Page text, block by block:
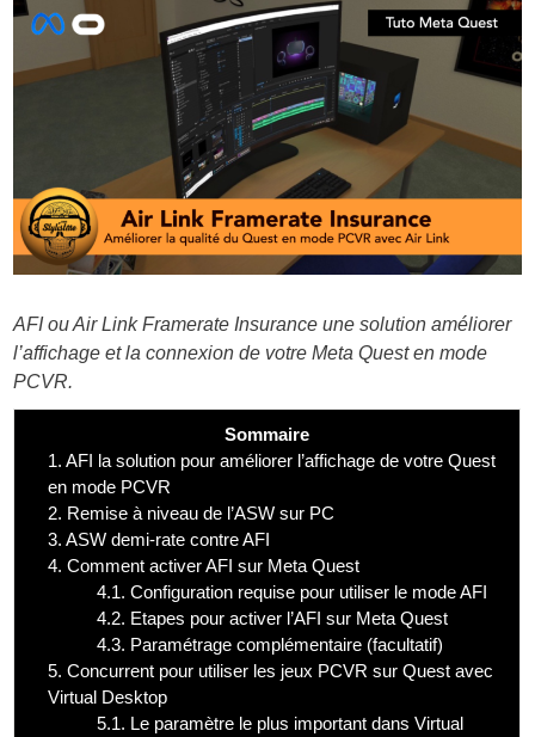
AFI ou Air Link Framerate Insurance une solution améliorer
l’affichage et la connexion de votre Meta Quest en mode
PCVR.
Sommaire
1. AFI la solution pour améliorer l’affichage de votre Quest
en mode PCVR
2. Remise à niveau de l’ASW sur PC
3. ASW demi-rate contre AFI
4. Comment activer AFI sur Meta Quest
4.1. Configuration requise pour utiliser le mode AFI
4.2. Etapes pour activer l’AFI sur Meta Quest
4.3. Paramétrage complémentaire (facultatif)
5. Concurrent pour utiliser les jeux PCVR sur Quest avec
Virtual Desktop
5.1. Le paramètre le plus important dans Virtual